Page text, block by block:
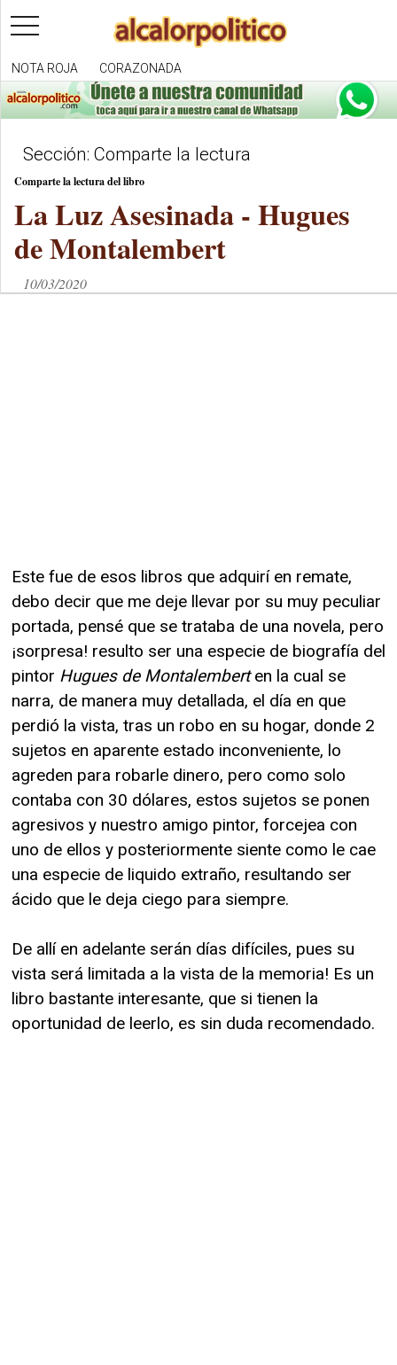
toggle
navigation
NOTA ROJA CORAZONADA
Sección: Comparte la lectura
Comparte la lectura del libro
La Luz Asesinada - Hugues
de Montalembert
10/03/2020
Este fue de esos libros que adquirí en remate,
debo decir que me deje llevar por su muy peculiar
portada, pensé que se trataba de una novela, pero
¡sorpresa! resulto ser una especie de biografía del
pintor Hugues de Montalemberten la cual se
narra, de manera muy detallada, el día en que
perdió la vista, tras un robo en su hogar, donde 2
sujetos en aparente estado inconveniente, lo
agreden para robarle dinero, pero como solo
contaba con 30 dólares, estos sujetos se ponen
agresivos y nuestro amigo pintor, forcejea con
uno de ellos y posteriormente siente como le cae
una especie de liquido extraño, resultando ser
ácido que le deja ciego para siempre.
De allí en adelante serán días difíciles, pues su
vista será limitada a la vista de la memoria! Es un
libro bastante interesante, que si tienen la
oportunidad de leerlo, es sin duda recomendado.